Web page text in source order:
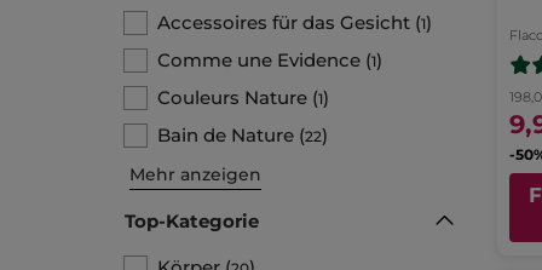
Accessoires für das Gesicht (1)
Comme une Evidence (1)
Couleurs Nature (1)
Bain de Nature (22)
Mehr anzeigen
Top-Kategorie